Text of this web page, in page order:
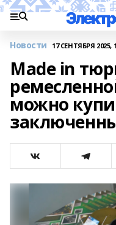
Новости 17 СЕНТЯБРЯ 2025,
Made in
можно